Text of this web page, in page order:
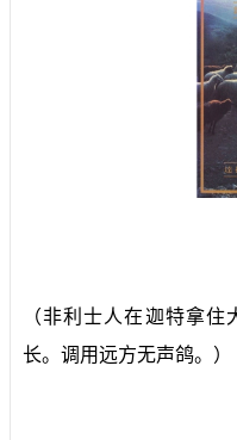
（非利士人在迦特拿
长。调用远方无声鸽。）